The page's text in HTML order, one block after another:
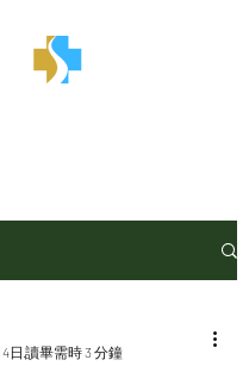
日 讀畢需時 3 分鐘